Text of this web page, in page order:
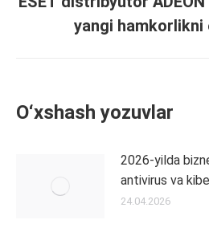
post:
yangi hamkorlikni
O‘xshash yozuvlar
2026-yilda
antivirus va
24.04.2026